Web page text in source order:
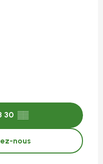
30 ▒▒
nous